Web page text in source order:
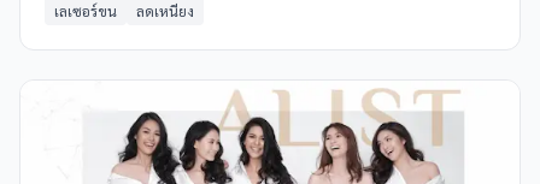
เลเซอร์ขน ลดเหนียง